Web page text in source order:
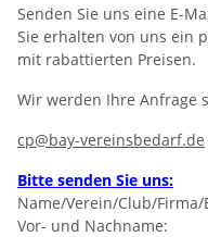
Senden Sie uns eine E-
Sie erhalten von uns ein
mit rabattierten Preisen.
Wir werden Ihre Anfrage
cp@bay-vereinsbedarf.de
Bitte senden Sie uns:
Name/Verein/Club/Firma/
Vor- und Nachname: